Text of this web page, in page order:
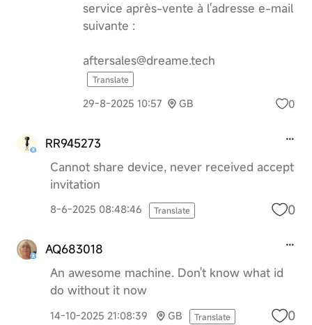
service après-vente à l'adresse e-mail
suivante :
aftersales@dreame.tech
Translate
29-8-2025 10:57 GB 0
RR945273
Cannot share device, never received accept
invitation
8-6-2025 08:48:46 Translate 0
AQ683018
An awesome machine. Don't know what id
do without it now
14-10-2025 21:08:39 GB Translate 0